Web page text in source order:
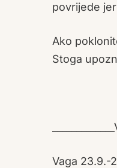
povrijede
Ako
Stoga
Vaga 23.9.-